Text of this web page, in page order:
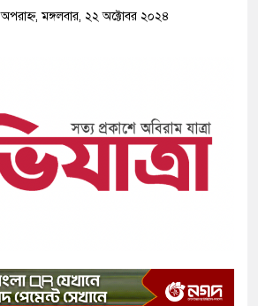
মঙ্গলবার, ২২ অক্টোবর ২০২৪